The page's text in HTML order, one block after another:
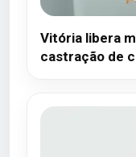
Vitória libera
castração de